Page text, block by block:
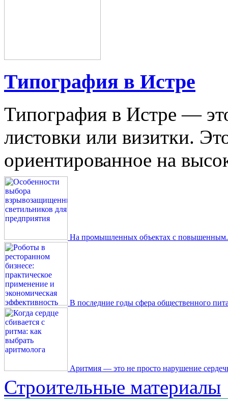
Типография в Истре
Типография в Истре —
листовки или визитки.
ориентированное на
На промышленных объектах с
В последние годы сфера общественного
Аритмия — это не просто нарушение
Строительные материалы